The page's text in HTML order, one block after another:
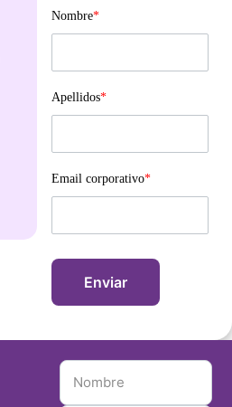
Nombre*
Apellidos*
Email corporativo*